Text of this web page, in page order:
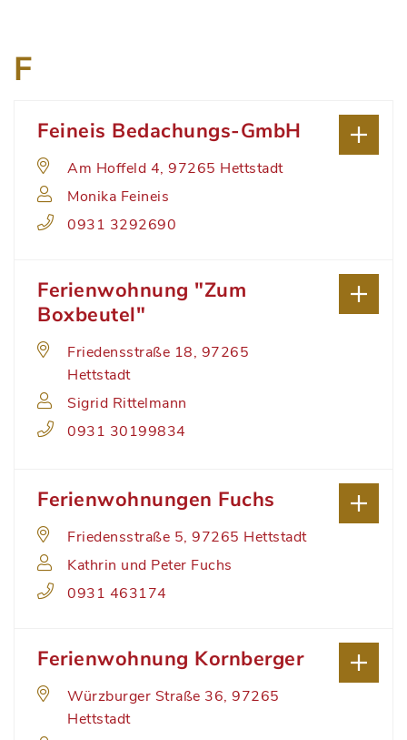
F
Feineis Bedachungs-GmbH
Am Hoffeld 4, 97265 Hettstadt
Monika Feineis
0931 3292690
Ferienwohnung "Zum
Boxbeutel"
Friedensstraße 18, 97265
Hettstadt
Sigrid Rittelmann
0931 30199834
Ferienwohnungen Fuchs
Friedensstraße 5, 97265 Hettstadt
Kathrin und Peter Fuchs
0931 463174
Ferienwohnung Kornberger
Würzburger Straße 36, 97265
Hettstadt